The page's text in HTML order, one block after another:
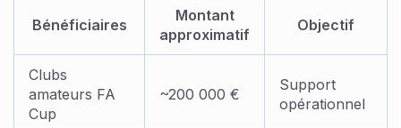
Bénéficiaires
Montant
approximatif
Objectif
Clubs
amateurs FA
Cup
~200 000 €
Support
opérationnel